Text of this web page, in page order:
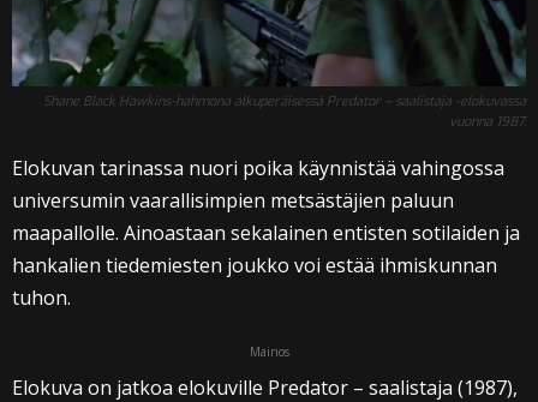
Shane Black Hawkins-hahmona alkuperäisessä Predator – saalistaja -elokuvassa
vuonna 1987.
Elokuvan tarinassa nuori poika käynnistää vahingossa
universumin vaarallisimpien metsästäjien paluun
maapallolle. Ainoastaan sekalainen entisten sotilaiden ja
hankalien tiedemiesten joukko voi estää ihmiskunnan
tuhon.
Mainos
Elokuva on jatkoa elokuville Predator – saalistaja (1987),